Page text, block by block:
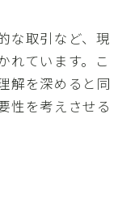
な取引など、現
れています。こ
解を深めると同
性を考えさせる